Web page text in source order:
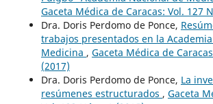
Gaceta Médica de Caracas: Vol. 127
Dra. Doris Perdomo de Ponce,
trabajos presentados en la
Medicina , Gaceta Médica de
(2017)
Dra. Doris Perdomo de Ponce, La
resúmenes estructurados , Gaceta